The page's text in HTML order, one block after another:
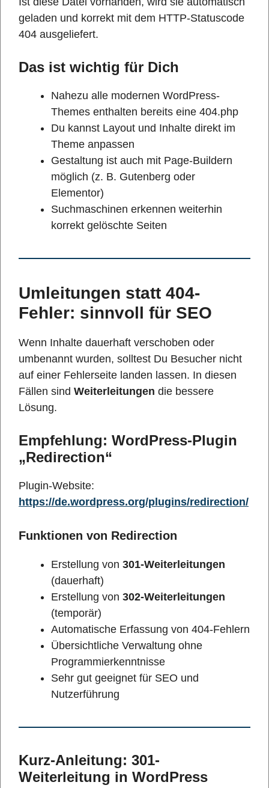
geladen und korrekt mit dem HTTP-Statuscode
404 ausgeliefert.
Das ist wichtig für Dich
Nahezu alle modernen WordPress-
Themes enthalten bereits eine 404.php
Du kannst Layout und Inhalte direkt im
Theme anpassen
Gestaltung ist auch mit Page-Buildern
möglich (z. B. Gutenberg oder
Elementor)
Suchmaschinen erkennen weiterhin
korrekt gelöschte Seiten
Umleitungen statt 404-
Fehler: sinnvoll für SEO
Wenn Inhalte dauerhaft verschoben oder
umbenannt wurden, solltest Du Besucher nicht
auf einer Fehlerseite landen lassen. In diesen
Fällen sind Weiterleitungen die bessere
Lösung.
Empfehlung: WordPress-Plugin
„Redirection“
Plugin-Website:
https://de.wordpress.org/plugins/redirection/
Funktionen von Redirection
Erstellung von 301-Weiterleitungen
(dauerhaft)
Erstellung von 302-Weiterleitungen
(temporär)
Automatische Erfassung von 404-Fehlern
Übersichtliche Verwaltung ohne
Programmierkenntnisse
Sehr gut geeignet für SEO und
Nutzerführung
Kurz-Anleitung: 301-
Weiterleitung in WordPress